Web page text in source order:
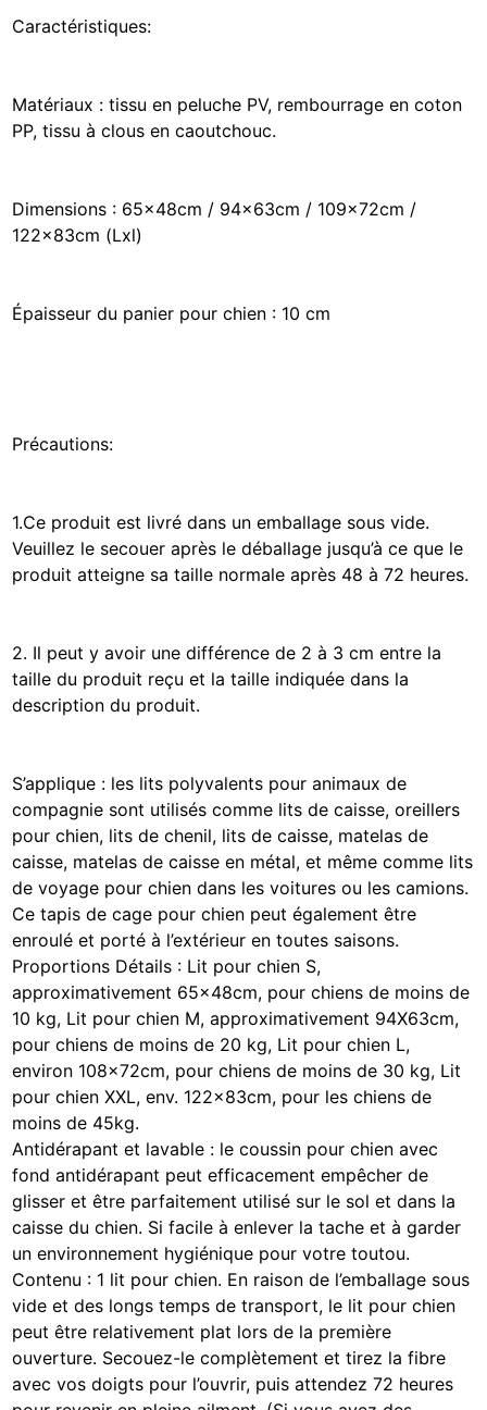
Caractéristiques:
Matériaux : tissu en peluche PV, rembourrage en coton
PP, tissu à clous en caoutchouc.
Dimensions : 65x48cm / 94x63cm / 109x72cm /
122x83cm (Lxl)
Épaisseur du panier pour chien : 10 cm
Précautions:
1.Ce produit est livré dans un emballage sous vide.
Veuillez le secouer après le déballage jusqu’à ce que le
produit atteigne sa taille normale après 48 à 72 heures.
2. Il peut y avoir une différence de 2 à 3 cm entre la
taille du produit reçu et la taille indiquée dans la
description du produit.
S’applique : les lits polyvalents pour animaux de
compagnie sont utilisés comme lits de caisse, oreillers
pour chien, lits de chenil, lits de caisse, matelas de
caisse, matelas de caisse en métal, et même comme lits
de voyage pour chien dans les voitures ou les camions.
Ce tapis de cage pour chien peut également être
enroulé et porté à l’extérieur en toutes saisons.
Proportions Détails : Lit pour chien S,
approximativement 65x48cm, pour chiens de moins de
10 kg, Lit pour chien M, approximativement 94X63cm,
pour chiens de moins de 20 kg, Lit pour chien L,
environ 108x72cm, pour chiens de moins de 30 kg, Lit
pour chien XXL, env. 122x83cm, pour les chiens de
moins de 45kg.
Antidérapant et lavable : le coussin pour chien avec
fond antidérapant peut efficacement empêcher de
glisser et être parfaitement utilisé sur le sol et dans la
caisse du chien. Si facile à enlever la tache et à garder
un environnement hygiénique pour votre toutou.
Contenu : 1 lit pour chien. En raison de l’emballage sous
vide et des longs temps de transport, le lit pour chien
peut être relativement plat lors de la première
ouverture. Secouez-le complètement et tirez la fibre
avec vos doigts pour l’ouvrir, puis attendez 72 heures